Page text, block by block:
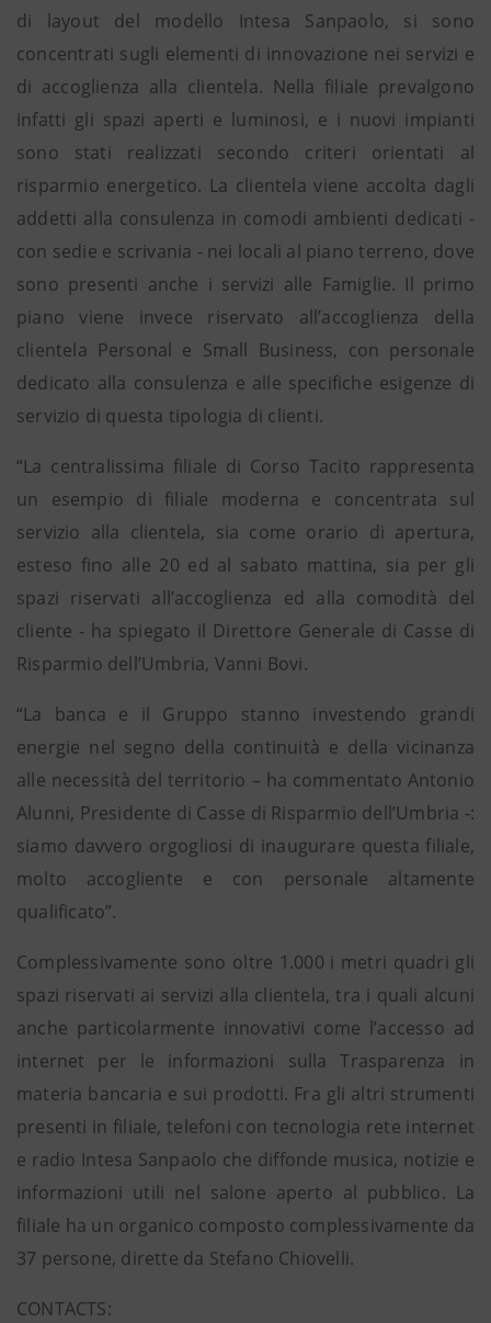
di layout del modello Intesa Sanpaolo, si sono
concentrati sugli elementi di innovazione nei servizi e
di accoglienza alla clientela. Nella filiale prevalgono
infatti gli spazi aperti e luminosi, e i nuovi impianti
sono stati realizzati secondo criteri orientati al
risparmio energetico. La clientela viene accolta dagli
addetti alla consulenza in comodi ambienti dedicati -
con sedie e scrivania - nei locali al piano terreno, dove
sono presenti anche i servizi alle Famiglie. Il primo
piano viene invece riservato all’accoglienza della
clientela Personal e Small Business, con personale
dedicato alla consulenza e alle specifiche esigenze di
servizio di questa tipologia di clienti.
“La centralissima filiale di Corso Tacito rappresenta
un esempio di filiale moderna e concentrata sul
servizio alla clientela, sia come orario di apertura,
esteso fino alle 20 ed al sabato mattina, sia per gli
spazi riservati all’accoglienza ed alla comodità del
cliente - ha spiegato il Direttore Generale di Casse di
Risparmio dell’Umbria, Vanni Bovi.
“La banca e il Gruppo stanno investendo grandi
energie nel segno della continuità e della vicinanza
alle necessità del territorio – ha commentato Antonio
Alunni, Presidente di Casse di Risparmio dell’Umbria -:
siamo davvero orgogliosi di inaugurare questa filiale,
molto accogliente e con personale altamente
qualificato”.
Complessivamente sono oltre 1.000 i metri quadri gli
spazi riservati ai servizi alla clientela, tra i quali alcuni
anche particolarmente innovativi come l’accesso ad
internet per le informazioni sulla Trasparenza in
materia bancaria e sui prodotti. Fra gli altri strumenti
presenti in filiale, telefoni con tecnologia rete internet
e radio Intesa Sanpaolo che diffonde musica, notizie e
informazioni utili nel salone aperto al pubblico. La
filiale ha un organico composto complessivamente da
37 persone, dirette da Stefano Chiovelli.
CONTACTS: